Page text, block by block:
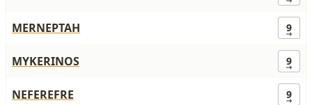
MERNEPTAH 9
MYKERINOS 9
NEFEREFRE 9